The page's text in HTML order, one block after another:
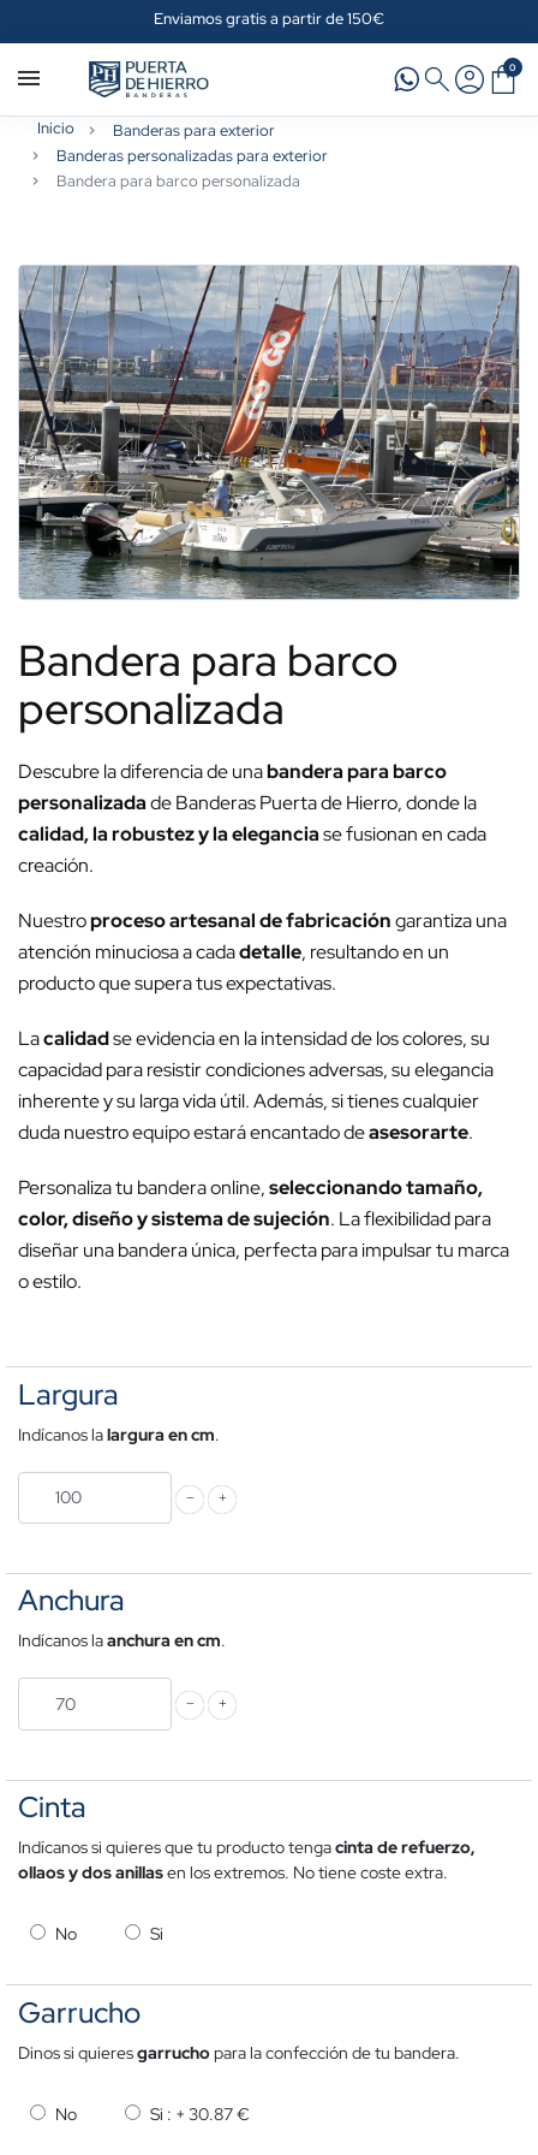
Enviamos gratis a partir de 150€
0
Inicio
Banderas para exterior
Banderas personalizadas para exterior
Bandera para barco personalizada
Bandera para barco
personalizada
Descubre la diferencia de unabandera para barco
personalizadade Banderas Puerta de Hierro, donde la
calidad, la robustez y la eleganciase fusionan en cada
creación.
Nuestroproceso artesanal de fabricacióngarantiza una
atención minuciosa a cadadetalle, resultando en un
producto que supera tus expectativas.
Lacalidadse evidencia en la intensidad de los colores, su
capacidad para resistir condiciones adversas, su elegancia
inherente y su larga vida útil. Además, si tienes cualquier
duda nuestro equipo estará encantado deasesorarte.
Personaliza tu bandera online,seleccionando tamaño,
color, diseño y sistema de sujeción. La flexibilidad para
diseñar una bandera única, perfecta para impulsar tu marca
o estilo.
Largura
Indícanos lalargura en cm.
Anchura
Indícanos laanchura en cm.
Cinta
Indícanos si quieres que tu producto tengacinta de refuerzo,
ollaos y dos anillasen los extremos. No tiene coste extra.
No Si
Garrucho
Dinos si quieresgarruchopara la confección de tu bandera.
No Si : + 30.87 €